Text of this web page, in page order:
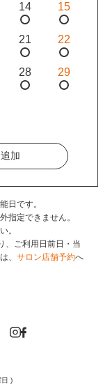
14 15
21 22
28 29
加
日です。
指定できません。
。
、ご利用日前日・当
、 サロン店舗予約へ
日 )